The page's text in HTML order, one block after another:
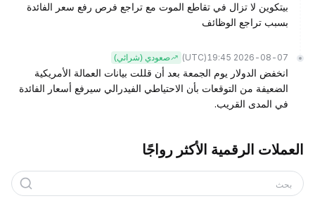
بيتكوين لا تزال في تقاطع الموت مع تراجع فرص رفع سعر الفائدة
بسبب تراجع الوظائف
2026-08-07 19:45
(UTC) صعودي (شرائي)
انخفض الدولار يوم الجمعة بعد أن قللت بيانات العمالة الأمريكية
الضعيفة من التوقعات بأن الاحتياطي الفيدرالي سيرفع أسعار الفائدة
في المدى القريب.
العملات الرقمية الأكثر رواجًا
بحث